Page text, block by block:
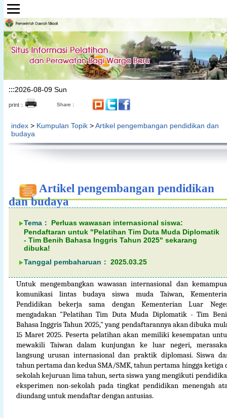
Lompat ke bagian konten utama
:::2026-08-09 Sun
print： Share：
index> Kumpulan Topik >Artikel pengembangan pendidikan dan
budaya
Artikel pengembangan pendidikan
dan budaya
Tema：
Perluas wawasan internasional siswa:
Pendaftaran untuk "Pelatihan Tim Duta Muda Diplomatik
- Tim Benih Bahasa Inggris Tahun 2025" sekarang
dibuka!
Tanggal pembaharuan： 2025.03.25
Untuk mengembangkan wawasan internasional dan
komunikasi lintas budaya siswa muda Taiwan,
Pendidikan bekerja sama dengan Kementerian Luar
mengadakan "Pelatihan Tim Duta Muda Diplomatik - Tim
Bahasa Inggris Tahun 2025," yang pendaftarannya akan dibuka
15 Maret 2025. Peserta pelatihan akan memiliki kesempatan
mewakili Taiwan dalam kunjungan ke luar negeri,
langsung urusan internasional dan praktik diplomasi. Siswa
tahun pertama dan kedua SMA/SMK, tahun pertama hingga ketiga
sekolah kejuruan lima tahun, serta siswa yang mengikuti
eksperimen non-sekolah pada tingkat pendidikan menengah
diundang untuk mendaftar dengan antusias.